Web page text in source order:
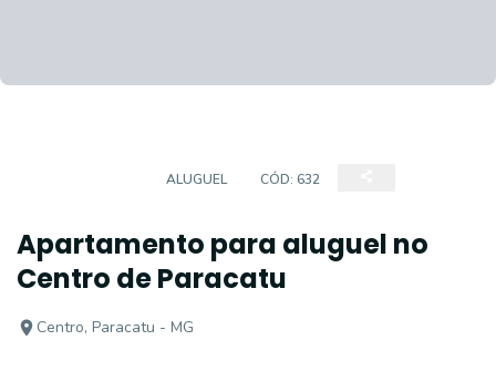
ALUGUEL CÓD: 632
Apartamento para aluguel no
Centro de Paracatu
Centro, Paracatu - MG